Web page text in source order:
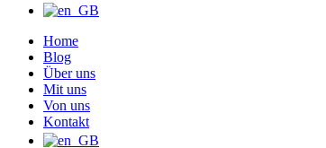
Home
Blog
Über uns
Mit uns
Von uns
Kontakt